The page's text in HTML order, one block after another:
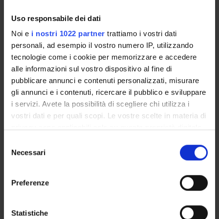
Uso responsabile dei dati
Noi e i nostri 1022 partner trattiamo i vostri dati
personali, ad esempio il vostro numero IP, utilizzando
tecnologie come i cookie per memorizzare e accedere
alle informazioni sul vostro dispositivo al fine di
pubblicare annunci e contenuti personalizzati, misurare
gli annunci e i contenuti, ricercare il pubblico e sviluppare
i servizi. Avete la possibilità di scegliere chi utilizza i
vostri dati e per quali scopi. Le vostre scelte in materia di
modificare o revocare il proprio consenso in qualsiasi
momento dalla Dichiarazione sui cookie o facendo clic
raccogliere informazioni sulla tua posizione
delNecessari
Preferenze
Statistiche
LABORATORI DI RICERCA
CENTRI DI RICERCA
BIBLIOTECHE
SPIN OFF E AZIENDE
Calendario